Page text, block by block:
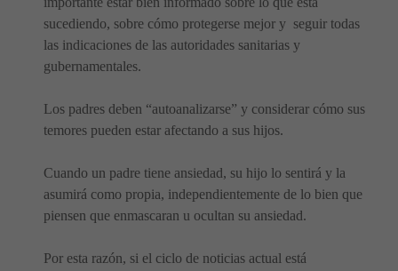
sucediendo, sobre cómo protegerse mejor y seguir todas
las indicaciones de las autoridades sanitarias y
gubernamentales.
Los padres deben “autoanalizarse” y considerar cómo sus
temores pueden estar afectando a sus hijos.
Cuando un padre tiene ansiedad, su hijo lo sentirá y la
asumirá como propia, independientemente de lo bien que
piensen que enmascaran u ocultan su ansiedad.
Por esta razón, si el ciclo de noticias actual está